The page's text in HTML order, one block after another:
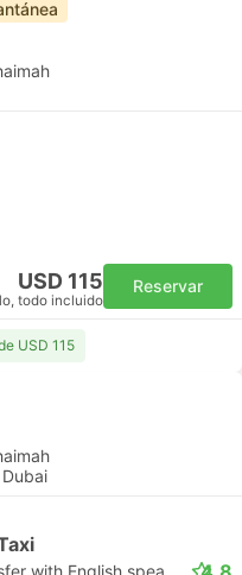
USD 115
todo incluido
Reservar
USD 115